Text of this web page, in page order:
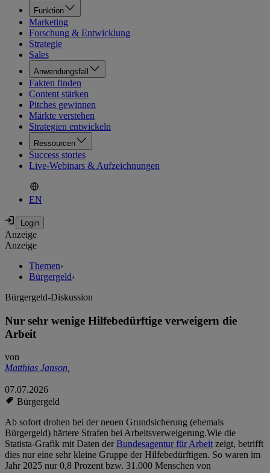
Funktion
Marketing
Forschung & Entwicklung
Strategie
Sales
Anwendungsfall
Fakten finden
Content stärken
Pitches gewinnen
Märkte verstehen
Strategien entwickeln
Ressourcen
Success stories
Live-Webinars & Aufzeichnungen
EN
Anzeige
Anzeige
Themen›
Bürgergeld›
Bürgergeld-Diskussion
Nur sehr wenige Hilfebedürftige verweigern die
Arbeit
von
Matthias Janson,
07.07.2026
Bürgergeld
Ab sofort drohen bei der neuen Grundsicherung (ehemals
Bürgergeld) härtere Strafen bei Arbeitsverweigerung.Wie die
Statista-Grafik mit Daten derBundesagentur für Arbeitzeigt, betrifft
dies nur eine sehr kleine Gruppe der Hilfebedürftigen. So waren im
Jahr 2025 nur 0,8 Prozent bzw. 31.000 Menschen von